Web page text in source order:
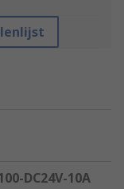
DC24V-10A